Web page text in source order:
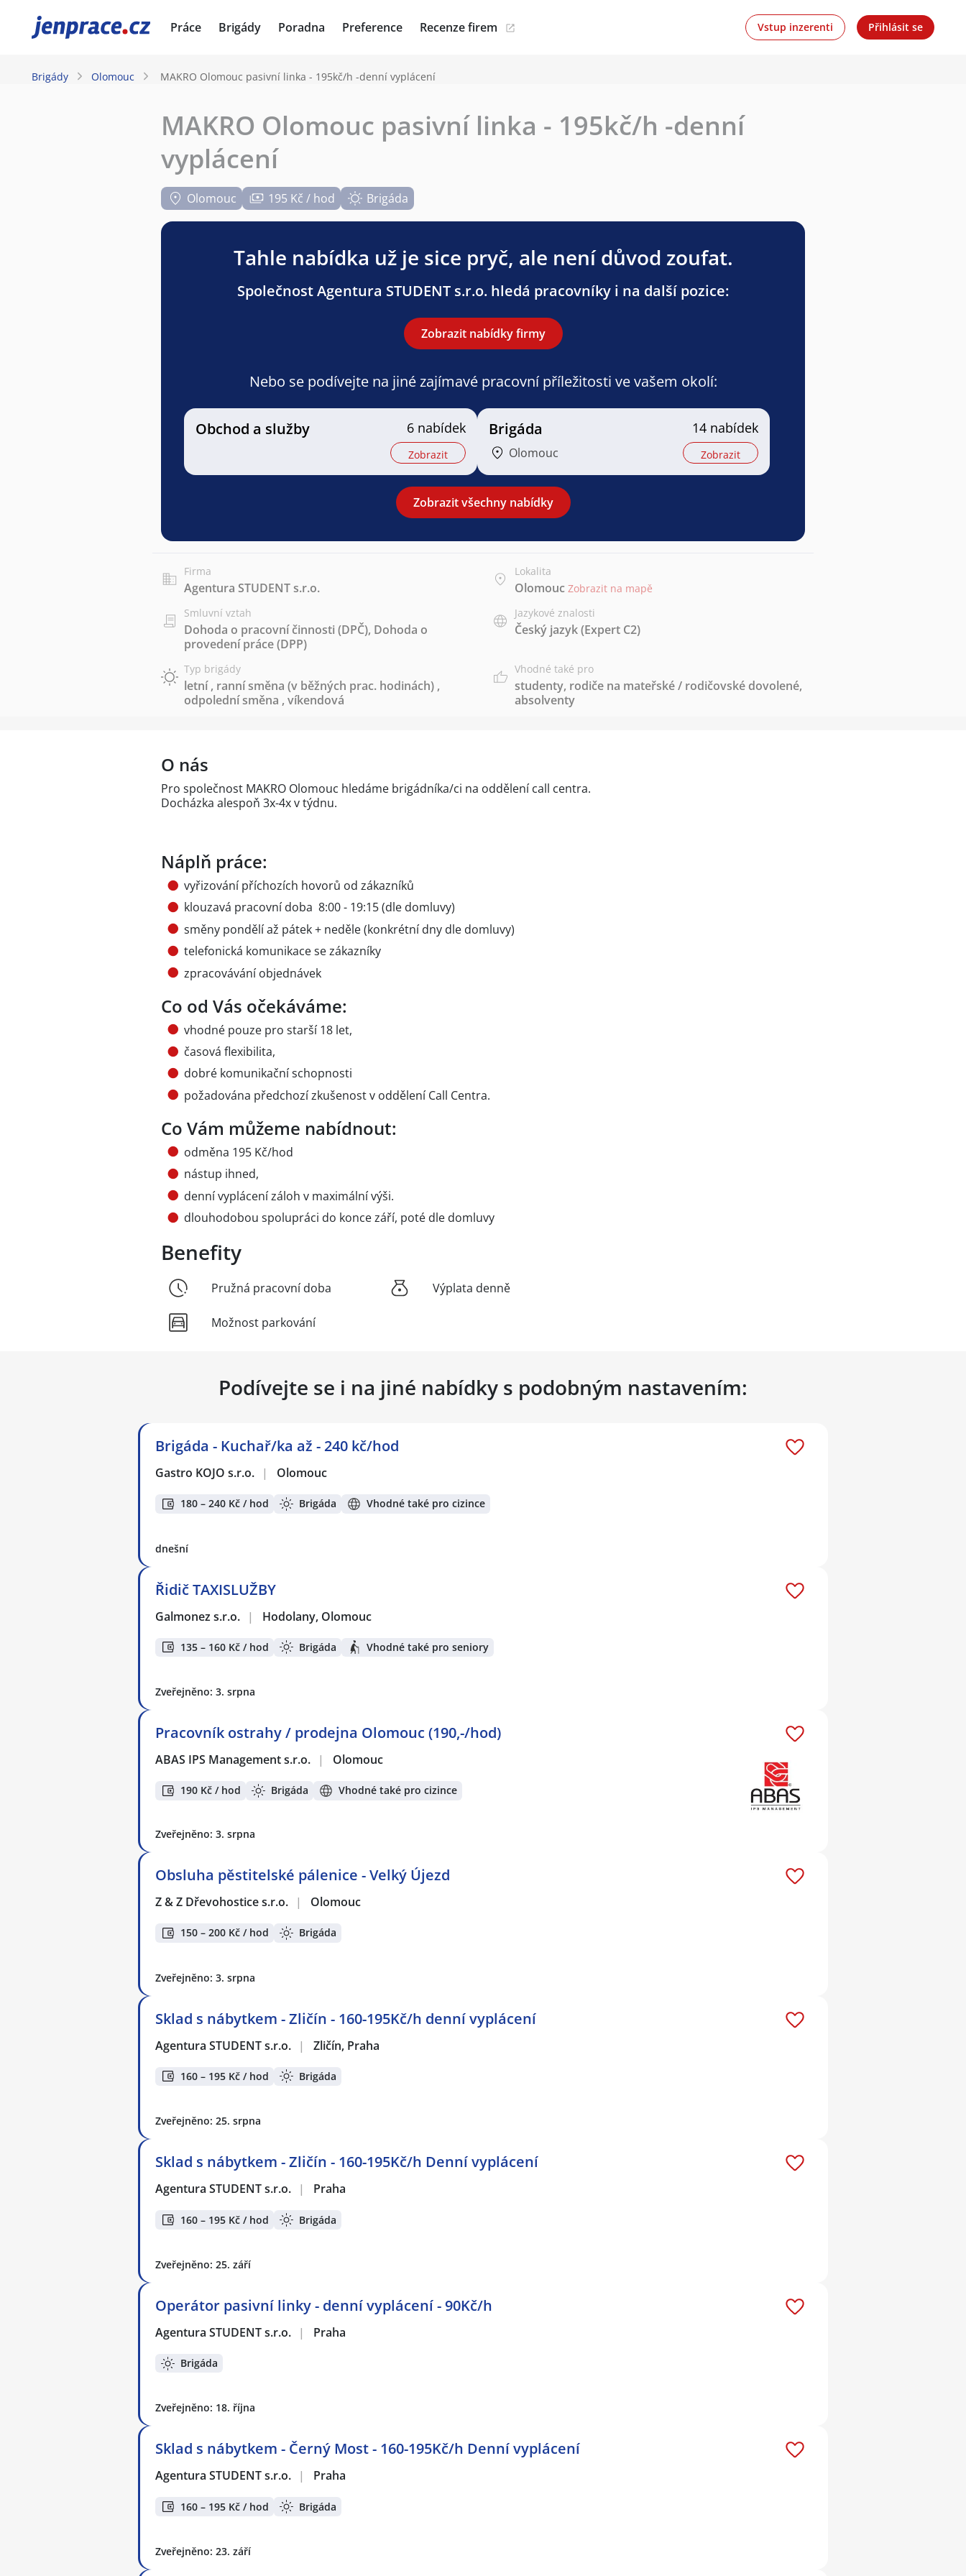
JenPráce.cz Práce Brigády Poradna Preference Recenze firem Vstup inzerenti Přihlásit se
Brigády Olomouc MAKRO Olomouc pasivní linka - 195kč/h -denní vyplácení
MAKRO Olomouc pasivní linka - 195kč/h -denní
vyplácení
Olomouc 195 Kč / hod Brigáda
Tahle nabídka už je sice pryč, ale není důvod zoufat.
Společnost Agentura STUDENT s.r.o. hledá pracovníky i na další pozice:
Zobrazit nabídky firmy
Nebo se podívejte na jiné zajímavé pracovní příležitosti ve vašem okolí:
Obchod a služby 6 nabídek
Zobrazit
Brigáda
Olomouc
14 nabídek
Zobrazit
Zobrazit všechny nabídky
Firma
Agentura STUDENT s.r.o.
Lokalita
Olomouc Zobrazit na mapě
Smluvní vztah
Dohoda o pracovní činnosti (DPČ), Dohoda o
provedení práce (DPP)
Jazykové znalosti
Český jazyk(Expert C2)
Typ brigády
letní , ranní směna (v běžných prac. hodinách) ,
odpolední směna , víkendová
Vhodné také pro
studenty, rodiče na mateřské / rodičovské dovolené,
absolventy
O nás
Pro společnost MAKRO Olomouc hledáme brigádníka/ci na oddělenícall centra.
Docházka alespoň 3x-4x v týdnu.
Náplň práce:
vyřizování příchozích hovorů od zákazníků
klouzavá pracovní doba 8:00 - 19:15 (dle domluvy)
směny pondělí až pátek + neděle (konkrétní dny dle domluvy)
telefonická komunikace se zákazníky
zpracovávání objednávek
Co od Vás očekáváme:
vhodné pouze pro starší 18 let,
časová flexibilita,
dobré komunikační schopnosti
požadována předchozí zkušenost v odděleníCall Centra.
Co Vám můžeme nabídnout:
odměna 195 Kč/hod
nástup ihned,
denní vyplácení záloh v maximální výši.
dlouhodobou spolupráci do konce září, poté dle domluvy
Benefity
Pružná pracovní doba
Možnost parkování
Výplata denně
Podívejte se i na jiné nabídky s podobným nastavením:
Brigáda - Kuchař/ka až - 240 kč/hod
Gastro KOJO s.r.o. | Olomouc
180 – 240 Kč / hod Brigáda Vhodné také pro cizince
dnešní
Řidič TAXISLUŽBY
Galmonez s.r.o. | Hodolany, Olomouc
135 – 160 Kč / hod Brigáda Vhodné také pro seniory
Zveřejněno: 3. srpna
Pracovník ostrahy / prodejna Olomouc (190,-/hod)
ABAS IPS Management s.r.o. | Olomouc
190 Kč / hod Brigáda Vhodné také pro cizince
Zveřejněno: 3. srpna
Obsluha pěstitelské pálenice - Velký Újezd
Z & Z Dřevohostice s.r.o. | Olomouc
150 – 200 Kč / hod Brigáda
Zveřejněno: 3. srpna
Sklad s nábytkem - Zličín - 160-195Kč/h denní vyplácení
Agentura STUDENT s.r.o. | Zličín, Praha
160 – 195 Kč / hod Brigáda
Zveřejněno: 25. srpna
Sklad s nábytkem - Zličín - 160-195Kč/h Denní vyplácení
Agentura STUDENT s.r.o. | Praha
160 – 195 Kč / hod Brigáda
Zveřejněno: 25. září
Operátor pasivní linky - denní vyplácení - 90Kč/h
Agentura STUDENT s.r.o. | Praha
Brigáda
Zveřejněno: 18. října
Sklad s nábytkem - Černý Most - 160-195Kč/h Denní vyplácení
Agentura STUDENT s.r.o. | Praha
160 – 195 Kč / hod Brigáda
Zveřejněno: 23. září